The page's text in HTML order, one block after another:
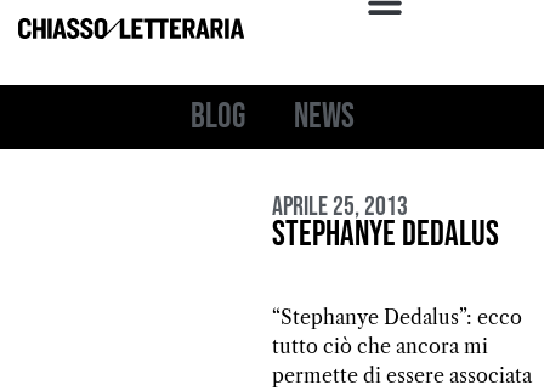
Blog News
Aprile 25, 2013
Stephanye Dedalus
“Stephanye Dedalus”: ecco
tutto ciò che ancora mi
permette di essere associata